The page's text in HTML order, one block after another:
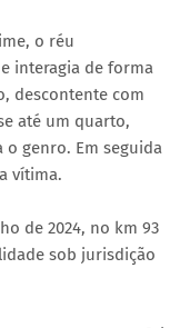
o réu
interagia de forma
descontente com
até um quarto,
genro. Em seguida
vítima.
de 2024, no km 93
sob jurisdição